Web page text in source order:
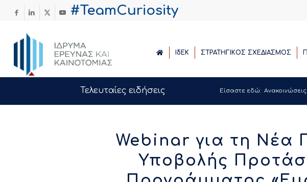
#TeamCuriosity
ΙδΕΚ ΣΤΡΑΤΗΓΙΚΟΣ ΣΧΕΔΙΑΣΜΟΣ
Τελευταίες ειδήσεις Είσαστε εδώ: Ανακοινώσεις
Webinar για τη Νέα
Υποβολής